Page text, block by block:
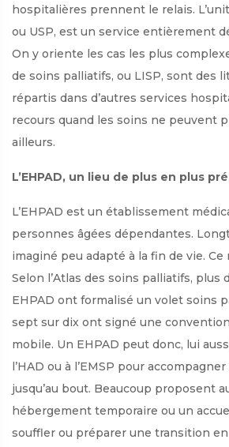
hospitalières prennent le relais.
ou USP, est un service entièrement
On y oriente les cas les plus
de soins palliatifs, ou LISP, sont des
répartis dans d’autres services
recours quand les soins ne peuvent
ailleurs.
L’EHPAD, un lieu de plus en plus
L’EHPAD est un établissement
personnes âgées dépendantes.
imaginé peu adapté à la fin de vie. Ce
Selon l’Atlas des soins palliatifs, plus
EHPAD ont formalisé un volet soins
sept sur dix ont signé une
mobile. Un EHPAD peut donc, lui
l’HAD ou à l’EMSP pour
jusqu’au bout. Beaucoup proposent
hébergement temporaire ou un
souffler ou préparer une transition en